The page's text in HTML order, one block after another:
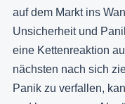
auf dem Markt ins
Unsicherheit und
eine Kettenreaktion
nächsten nach sich
Panik zu verfallen,